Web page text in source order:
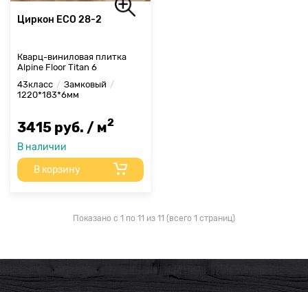
Циркон ЕСО 28-2
Кварц-виниловая плитка
Alpine Floor Titan 6
43класс
Замковый
1220*183*6мм
3415 руб. / м2
В наличии
В корзину
Показано с 1 по 11 из 11 (всего 1 страниц)